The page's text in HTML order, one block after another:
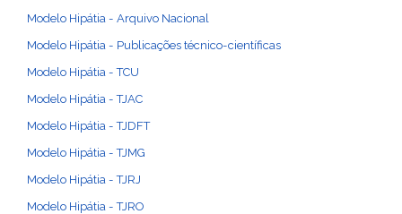
Modelo Hipátia - Arquivo Nacional
Modelo Hipátia - Publicações técnico-científicas
Modelo Hipátia - TCU
Modelo Hipátia - TJAC
Modelo Hipátia - TJDFT
Modelo Hipátia - TJMG
Modelo Hipátia - TJRJ
Modelo Hipátia - TJRO